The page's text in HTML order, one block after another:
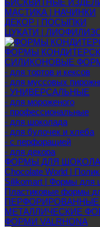
БИСКВИТНЫЕ
МАСТИКА | НАЧИНКИ
ДЕКОР | ПОСЫПКИ
ЦУКАТИ |
ФОРМЫ
СИЛИКОНОВЫЕ
- для тортов и кексов
- для муссовых
- УНИВЕРСАЛЬНЫЕ
- для мороженого
- профессиональные
- для шоколада
- для булочек и хлеба
- с перфорацией
- для декора
ФОРМЫ ДЛЯ
Chocolate World |
Silikomart | Формы для
Пластиковые формы
МЕТАЛЛИЧЕСКИЕ
ФОРМИ VALRHONA